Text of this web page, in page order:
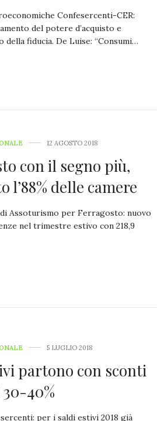
Confesercenti-CER:
del potere d’acquisto e
fiducia. De Luise: “Consumi…
12 AGOSTO 2018
con il segno più,
l’88% delle camere
Assoturismo per Ferragosto: nuovo
nel trimestre estivo con 218,9
5 LUGLIO 2018
partono con sconti
40%
per i saldi estivi 2018 già